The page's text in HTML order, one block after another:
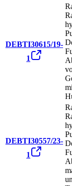
DEBTI30615/19-
1
DEBTI30557/23-
1